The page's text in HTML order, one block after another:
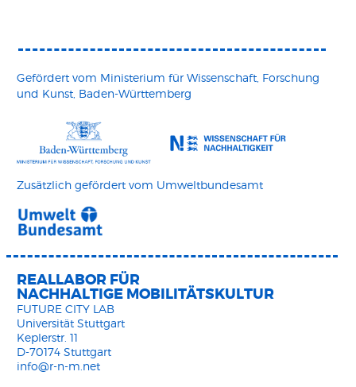
Gefördert vom Ministerium für Wissenschaft, Forschung
und Kunst, Baden-Württemberg
Zusätzlich gefördert vom Umweltbundesamt
REALLABOR FÜR
NACHHALTIGE MOBILITÄTSKULTUR
FUTURE CITY LAB
Universität Stuttgart
Keplerstr. 11
D-70174 Stuttgart
info@r-n-m.net